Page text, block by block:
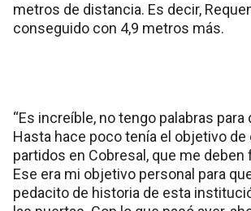
metros de distancia. Es decir,
conseguido con 4,9 metros más.
“Es increíble, no tengo palabras para
Hasta hace poco tenía el objetivo
partidos en Cobresal, que me deben
Ese era mi objetivo personal para
pedacito de historia de esta